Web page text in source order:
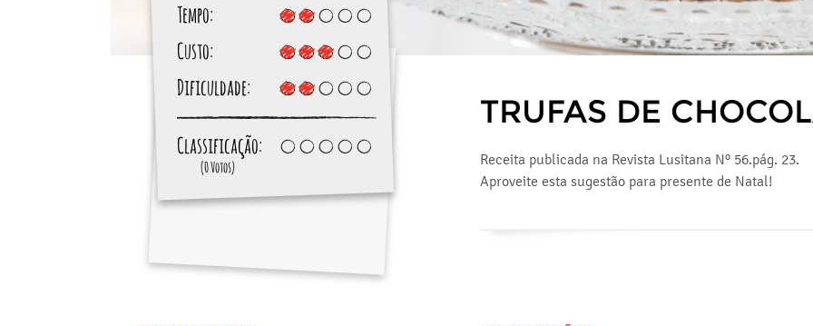
Tempo:
Custo:
Dificuldade:
Classificação:
(0 Votos)
TRUFAS DE
Receita publicada na Revista Lusitana Nº 56.pág. 23.
Aproveite esta sugestão para presente de Natal!